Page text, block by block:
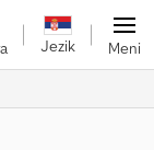
Jezik Meni